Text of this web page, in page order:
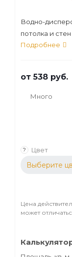
Водно-
потолка и стен
Подробнее
от538 руб.
Много
? Цвет
Выберите
Цена
может